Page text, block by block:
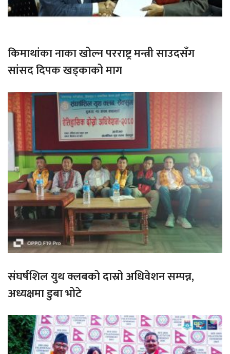
किमाथांका नाका खोल्न परराष्ट्र मन्त्री साउदसँग
सांसद दिपक खड्काको माग
संघर्षशिल युथ क्लबको दास्रो अधिवेशन सम्पन्न,
अध्यक्षमा डुबा भोटे